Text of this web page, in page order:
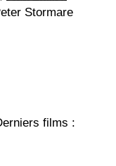
Stormare
films :